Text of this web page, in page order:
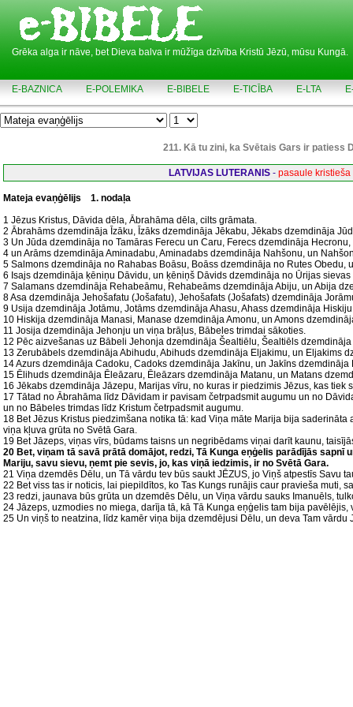
Grēka alga ir nāve, bet Dieva balva ir mūžīga dzīvība Kristū Jēzū, mūsu Kungā.
E-BAZNICA E-POLEMIKA E-BIBELE E-TICĪBA E-LTA
211. Kā tu zini, ka Svētais Gars ir patiess
LATVIJAS LUTERANIS - pasaule kristieša
Mateja evaņģēlijs
1. nodaļa
1 Jēzus Kristus, Dāvida dēla, Ābrahāma dēla, cilts grāmata.
2 Ābrahāms dzemdināja Īzāku, Īzāks dzemdināja Jēkabu, Jēkabs dzemdināja
3 Un Jūda dzemdināja no Tamāras Ferecu un Caru, Ferecs dzemdināja
4 un Arāms dzemdināja Aminadabu, Aminadabs dzemdināja Nahšonu, un
5 Salmons dzemdināja no Rahabas Boāsu, Boāss dzemdināja no Rutes Obedu,
6 Isajs dzemdināja ķēniņu Dāvidu, un ķēniņš Dāvids dzemdināja no Ūrijas
7 Salamans dzemdināja Rehabeāmu, Rehabeāms dzemdināja Abiju, un Abija
8 Asa dzemdināja Jehošafatu (Jošafatu), Jehošafats (Jošafats) dzemdināja
9 Usija dzemdināja Jotāmu, Jotāms dzemdināja Ahasu, Ahass dzemdināja
10 Hiskija dzemdināja Manasi, Manase dzemdināja Amonu, un Amons
11 Josija dzemdināja Jehonju un viņa brāļus, Bābeles trimdai sākoties.
12 Pēc aizvešanas uz Bābeli Jehonja dzemdināja Šealtiēlu, Šealtiēls
13 Zerubābels dzemdināja Abihudu, Abihuds dzemdināja Eljakimu, un Eljakims
14 Azurs dzemdināja Cadoku, Cadoks dzemdināja Jakīnu, un Jakīns dzemdināja
15 Ēlihuds dzemdināja Ēleāzaru, Ēleāzars dzemdināja Matanu, un Matans
16 Jēkabs dzemdināja Jāzepu, Marijas vīru, no kuras ir piedzimis Jēzus, kas tiek
17 Tātad no Ābrahāma līdz Dāvidam ir pavisam četrpadsmit augumu un no
un no Bābeles trimdas līdz Kristum četrpadsmit augumu.
18 Bet Jēzus Kristus piedzimšana notika tā: kad Viņa māte Marija bija saderināta
viņa kļuva grūta no Svētā Gara.
19 Bet Jāzeps, viņas vīrs, būdams taisns un negribēdams viņai darīt kaunu,
20 Bet, viņam tā savā prātā domājot, redzi, Tā Kunga eņģelis parādījās sapnī
Mariju, savu sievu, ņemt pie sevis, jo, kas viņā iedzimis, ir no Svētā Gara.
21 Viņa dzemdēs Dēlu, un Tā vārdu tev būs saukt JĒZUS, jo Viņš atpestīs Savu
22 Bet viss tas ir noticis, lai piepildītos, ko Tas Kungs runājis caur pravieša muti,
23 redzi, jaunava būs grūta un dzemdēs Dēlu, un Viņa vārdu sauks Imanuēls,
24 Jāzeps, uzmodies no miega, darīja tā, kā Tā Kunga eņģelis tam bija pavēlējis,
25 Un viņš to neatzina, līdz kamēr viņa bija dzemdējusi Dēlu, un deva Tam vārdu